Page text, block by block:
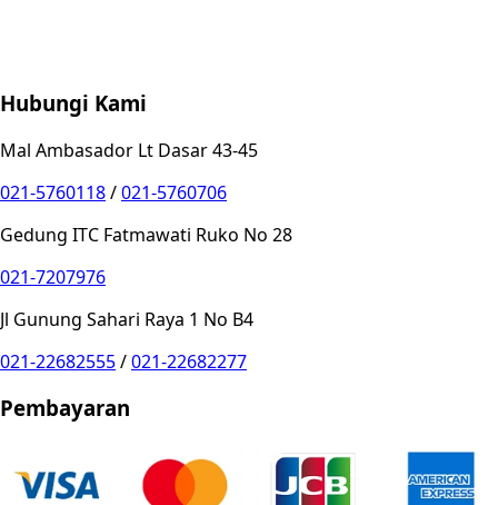
Hubungi Kami
Mal Ambasador Lt Dasar 43-45
021-5760118/021-5760706
Gedung ITC Fatmawati Ruko No 28
021-7207976
Jl Gunung Sahari Raya 1 No B4
021-22682555/021-22682277
Pembayaran